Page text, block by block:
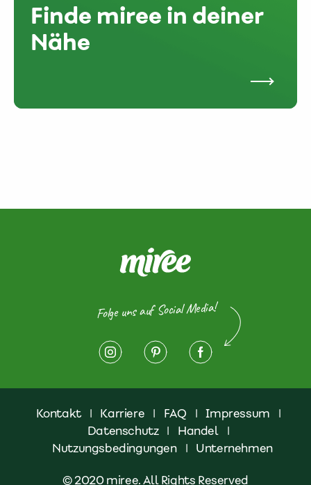
Finde miree in deiner
Nähe
Folge uns auf Social Media!
Kontakt | Karriere | FAQ | Impressum
|
Datenschutz | Handel
|
Nutzungsbedingungen
| Unternehmen
© 2020 miree. All Rights Reserved